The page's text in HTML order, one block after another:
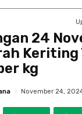
24
kg
November 24,